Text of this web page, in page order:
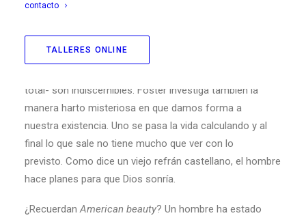
contacto
TALLERES ONLINE
existencia y su fugacidad. Explora las líneas
borrosas entre la verdad y la ilusión, líneas que hoy más
total- son indiscernibles. Foster investiga también la
manera harto misteriosa en que damos forma a
nuestra existencia. Uno se pasa la vida calculando y al
final lo que sale no tiene mucho que ver con lo
previsto. Como dice un viejo refrán castellano, el hombre
hace planes para que Dios sonría.
¿RecuerdanAmerican beauty? Un hombre ha estado